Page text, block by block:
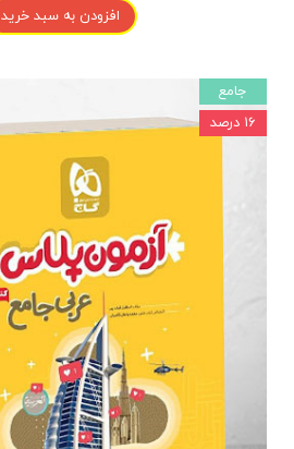
افزودن به سبد خرید
جامع
۱۶ درصد